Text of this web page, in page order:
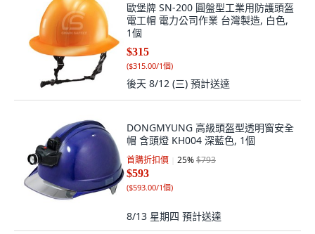
歐堡牌 SN-200 圓盤型工業用防護頭盔
電工帽 電力公司作業 台灣製造, 白色,
1個
$315
($315.00/1個)
後天 8/12 (三) 預計送達
DONGMYUNG 高級頭盔型透明窗安全
帽 含頭燈 KH004 深藍色, 1個
首購折扣價 25%$793
$593
($593.00/1個)
8/13 星期四 預計送達